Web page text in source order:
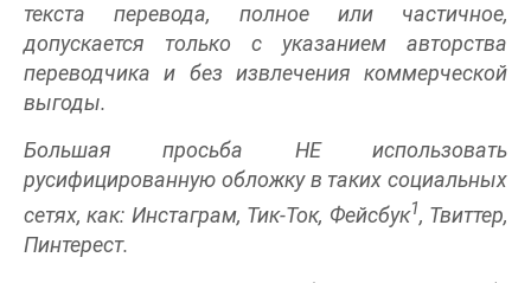
текста перевода, полное или частичное,
допускается только с указанием авторства
переводчика и без извлечения коммерческой
выгоды.
Большая просьба НЕ использовать
русифицированную обложку в таких социальных
сетях, как: Инстаграм, Тик-Ток, Фейсбук1, Твиттер,
Пинтерест.